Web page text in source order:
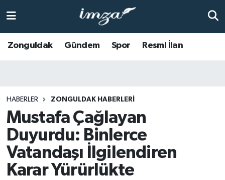
Zonguldak Gündem Spor Resmi İlan
HABERLER ZONGULDAK HABERLERI
Mustafa Çağlayan
Duyurdu: Binlerce
Vatandaşı İlgilendiren
Karar Yürürlükte
Anasayfa
KOZLU
KİLİMLİ
BARTIN
Zonguldak Hava Durumu
Süper Lig Puan Durumu ve Fikstür
Tüm Manşetler
Son Dakika Haberleri